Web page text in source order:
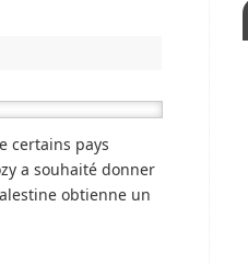
certains pays
a souhaité donner
obtienne un